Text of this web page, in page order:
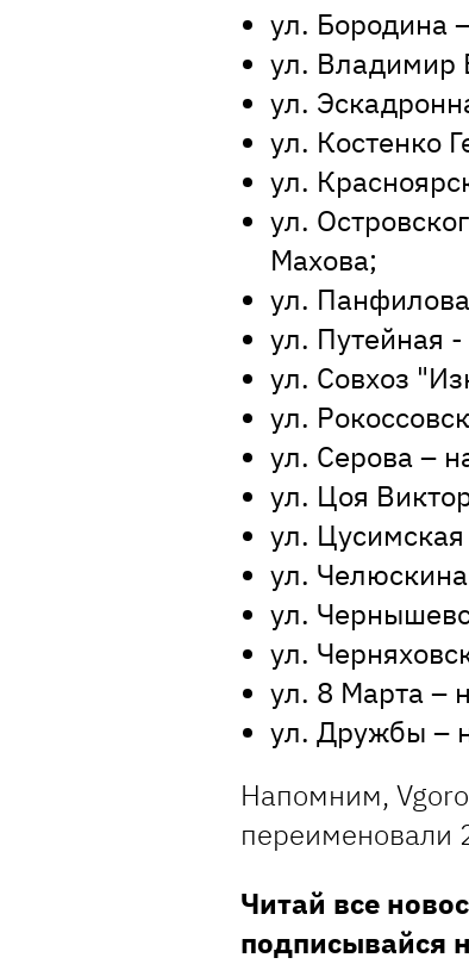
ул. Бородина
ул. Владимир
ул.
ул. Костенко
ул.
ул.
Махова;
ул.
ул. Путейная
ул. Совхоз
ул.
ул. Серова –
ул. Цоя
ул.
ул.
ул.
ул.
ул. 8 Марта –
ул. Дружбы –
Напомним,
переименовали
Читай все
подписывайся